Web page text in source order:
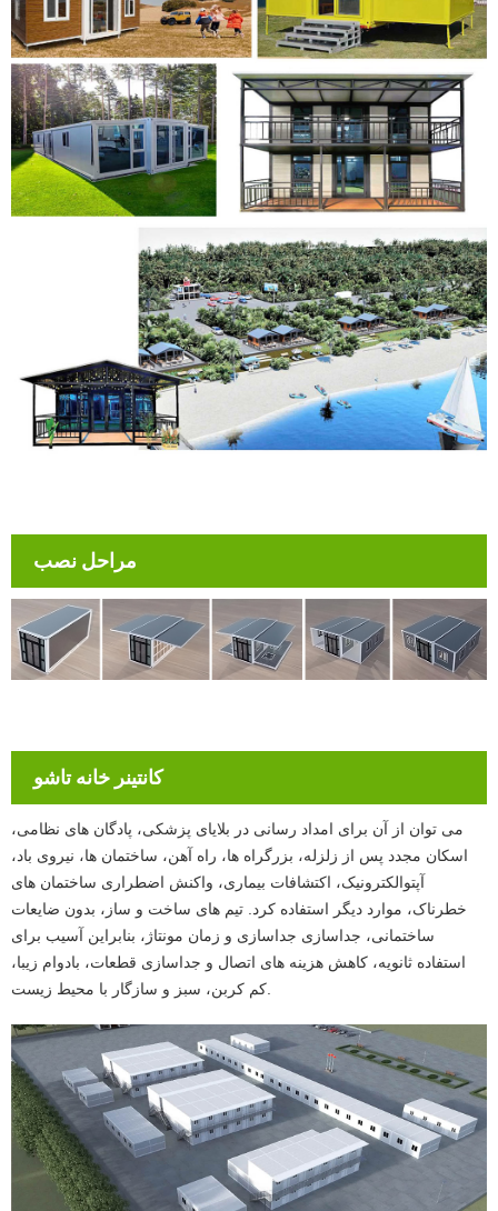
مراحل نصب
کانتینر خانه تاشو
می توان از آن برای امداد رسانی در بلایای پزشکی، پادگان های نظامی،
اسکان مجدد پس از زلزله، بزرگراه ها، راه آهن، ساختمان ها، نیروی باد،
آپتوالکترونیک، اکتشافات بیماری، واکنش اضطراری ساختمان های
خطرناک، موارد دیگر استفاده کرد. تیم های ساخت و ساز، بدون ضایعات
ساختمانی، جداسازی جداسازی و زمان مونتاژ، بنابراین آسیب برای
استفاده ثانویه، کاهش هزینه های اتصال و جداسازی قطعات، بادوام زیبا،